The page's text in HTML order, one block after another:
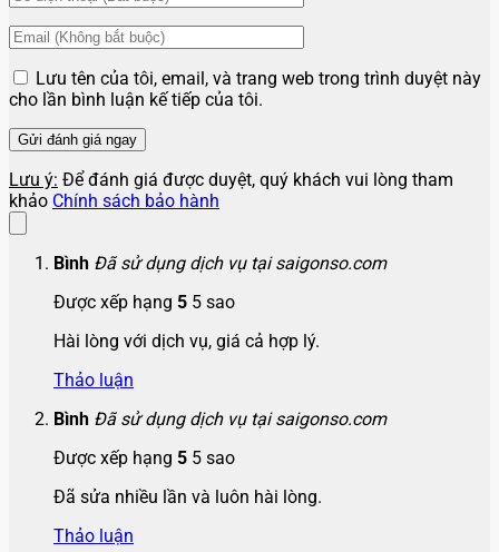
Lưu tên của tôi, email, và trang web trong trình duyệt này
cho lần bình luận kế tiếp của tôi.
Lưu ý: Để đánh giá được duyệt, quý khách vui lòng tham
khảo Chính sách bảo hành
Bình Đã sử dụng dịch vụ tại saigonso.com
Được xếp hạng 5 5 sao
Hài lòng với dịch vụ, giá cả hợp lý.
Thảo luận
Bình Đã sử dụng dịch vụ tại saigonso.com
Được xếp hạng 5 5 sao
Đã sửa nhiều lần và luôn hài lòng.
Thảo luận